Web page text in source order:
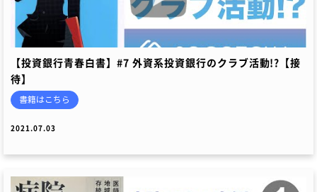
【投資銀行青春白書】#7 外資系投資銀行のクラブ活動!?【接
待】
書籍はこちら
2021.07.03